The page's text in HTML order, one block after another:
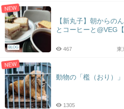
NEW
BLOG
【新丸子】朝からの
とコーヒーと@VEG
東
467
NEW
動物の「檻（おり）
1305